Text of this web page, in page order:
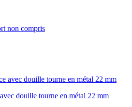
non compris
douille tourne en métal 22 mm